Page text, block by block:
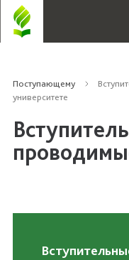
Поступающему
университете